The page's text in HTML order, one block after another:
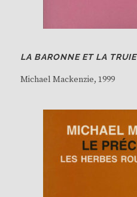
LA BARONNE ET LA TRUIE
Michael Mackenzie, 1999